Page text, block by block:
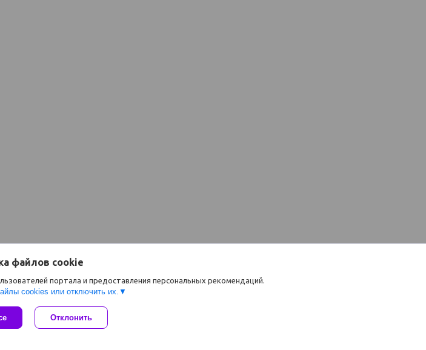
на платформе Deal.by
файлов cookies
файлов cookie
портала и предоставления персональных рекомендаций.
cookies или отключить их.
Отклонить